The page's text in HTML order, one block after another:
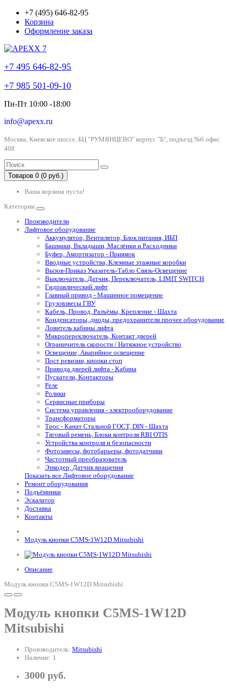
+7 (495) 646-82-95
Корзина
Оформление заказа
+7 495 646-82-95
+7 985 501-09-10
Пн-Пт 10:00 -18:00
info@apexx.ru
Москва, Киевское шоссе, БЦ "РУМЯНЦЕВО" корпус "Б", подъезд №6 офис
408
Товаров 0 (0 руб.)
Ваша корзина пуста!
Категории
Производители
Лифтовое оборудование
Аккумулятор, Вентилятор, Блок питания, ИБП
Башмаки, Вкладыши, Маслёнки и Расходники
Буфер, Амортизатор - Приямок
Вводные устройства, Клемные этажные коробки
Вызов-Приказ Указатель-Табло Связь-Освещение
Выключатель, Датчик, Переключатель, LIMIT SWITCH
Гидравлический лифт
Главный привод - Машинное помещение
Грузовзвесы ГВУ
Кабель, Провод, Разъёмы, Крепление - Шахта
Конденсаторы, диоды, предохранители прочее оборудование
Ловитель кабины лифта
Микропереключатель, Контакт дверей
Ограничитель скорости / Натяжное устройство
Освещение, Аварийное освещение
Пост ревизии, кнопки стоп
Привода дверей лифта - Кабина
Пускатели, Контакторы
Реле
Ролики
Сервисные приборы
Система управления - электрооборудование
Трансформаторы
Трос - Канат Стальной ГОСТ, DIN - Шахта
Тяговый ремень, Блоки контроля RBI OTIS
Устройства контроля и безопасности
Фотозавесы, фотобарьеры, фотодатчики
Частотный преобразователь
Энкодер, Датчик вращения
Показать все Лифтовое оборудование
Ремонт оборудования
Подъёмники
Эскалатор
Доставка
Контакты
Модуль кнопки C5MS-1W12D Mitsubishi
Описание
Модуль кнопки C5MS-1W12D Mitsubishi
Модуль кнопки C5MS-1W12D
Mitsubishi
Производитель: Mitsubishi
Наличие: 1
3000 руб.